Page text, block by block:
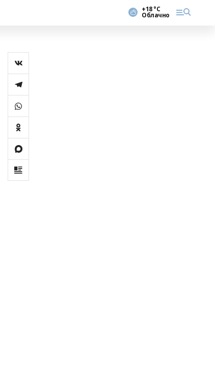
+18 °С
Облачно